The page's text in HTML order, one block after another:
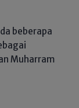
beberapa
Muharram